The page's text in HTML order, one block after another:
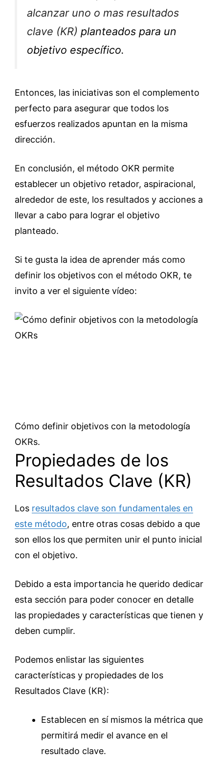
alcanzar uno o mas resultados
clave (KR) planteados para un
objetivo específico.
Entonces, las iniciativas son el complemento
perfecto para asegurar que todos los
esfuerzos realizados apuntan en la misma
dirección.
En conclusión, el método OKR permite
establecer un objetivo retador, aspiracional,
alrededor de este, los resultados y acciones a
llevar a cabo para lograr el objetivo
planteado.
Si te gusta la idea de aprender más como
definir los objetivos con el método OKR, te
invito a ver el siguiente vídeo:
Cómo definir objetivos con la metodología
OKRs.
Propiedades de los
Resultados Clave (KR)
Los resultados clave son fundamentales en
este método, entre otras cosas debido a que
son ellos los que permiten unir el punto inicial
con el objetivo.
Debido a esta importancia he querido dedicar
esta sección para poder conocer en detalle
las propiedades y características que tienen y
deben cumplir.
Podemos enlistar las siguientes
características y propiedades de los
Resultados Clave (KR):
Establecen en sí mismos la métrica que
permitirá medir el avance en el
resultado clave.